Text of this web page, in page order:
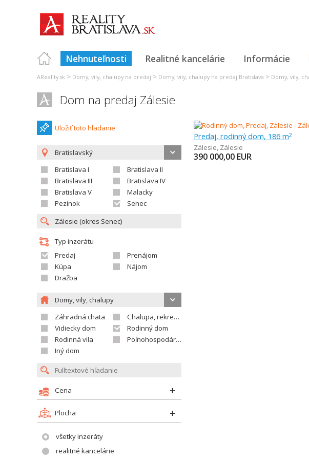
Nehnuteľnosti Realitné kancelárie Informácie
AReality.sk > Domy, vily, chalupy na predaj > Domy, vily, chalupy na predaj Bratislava > Domy, vily,
Dom na predaj Zálesie
Uložiť toto hladanie
Bratislavský
Bratislava I
Bratislava II
Bratislava III
Bratislava IV
Bratislava V
Malacky
Pezinok
Senec
Typ inzerátu
Predaj
Prenájom
Kúpa
Nájom
Dražba
Domy, vily, chalupy
Záhradná chata
Chalupa, rekreačný domček
Vidiecky dom
Rodinný dom
Rodinná vila
Poľnohospodárska usadlosť
Iný dom
Cena
Plocha
všetky inzeráty
realitné kancelárie
Predaj, rodinný dom, 186 m2
Zálesie, Zálesie
390 000,00 EUR